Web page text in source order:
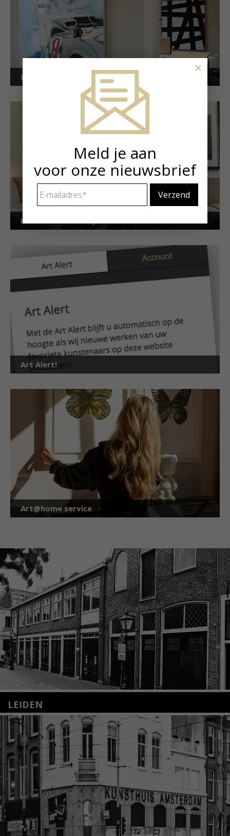
Kunstuitleen voor bedrijven
Kunstuitleen voor particulieren
Art Alert!
Art@home service
LEIDEN
Nieuwstraat 35
2312 KA Leiden
+31(0)71 – 52 84 480
info@kunsthuisleiden.nl
Lees meer
Meld je aan
voor onze nieuwsbrief
mailadres *
×